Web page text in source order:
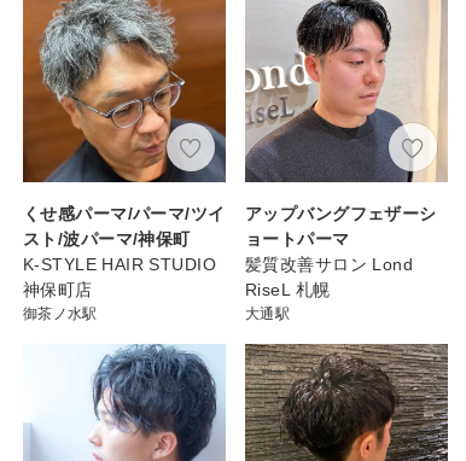
くせ感パーマ/パーマ/ツイ
スト/波パーマ/神保町
K-STYLE HAIR STUDIO
神保町店
御茶ノ水駅
アップバングフェザーシ
ョートパーマ
髪質改善サロン Lond
RiseL 札幌
大通駅